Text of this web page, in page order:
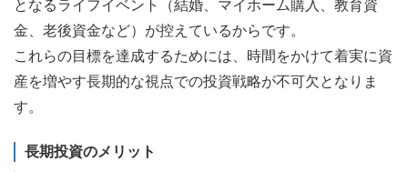
となるライフイベント（結婚、マイホーム購入、教育資
金、老後資金など）が控えているからです。
これらの目標を達成するためには、時間をかけて着実に資
産を増やす長期的な視点での投資戦略が不可欠となりま
す。
長期投資のメリット